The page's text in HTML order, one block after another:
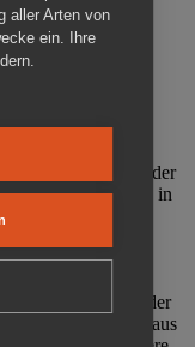
ist ein Ort
und
im Oktober
e. V. (MRZ), der
(1860-2002) in
Zuchthaus
steht die
während der
SED-Diktatur.
in der
Unrechts aus
aller Arten von
ein. Ihre